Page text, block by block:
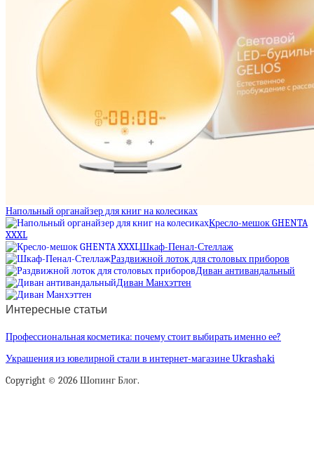
Напольный органайзер для книг на колесиках
Кресло-мешок GHENTA
XXXL
Шкаф-Пенал-Стеллаж
Раздвижной лоток для столовых приборов
Диван антивандальный
Диван Манхэттен
Интересные статьи
Профессиональная косметика: почему стоит выбирать именно ее?
Украшения из ювелирной стали в интернет-магазине Ukrashaki
Copyright © 2026 Шопинг Блог.